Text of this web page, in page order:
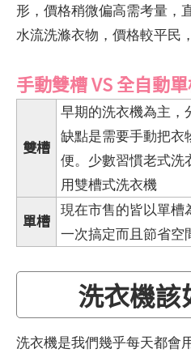
形，價格稍微偏高需考量，
水流洗滌衣物，價格較平民
手動雙槽 VS 全自動
雙槽
早期的洗衣機為主，
缺點是需要手動把衣
便。少數習慣老式洗
用雙槽式洗衣機
單槽
現在市售的皆以單槽
一次搞定而且節省空
洗衣機該
洗衣機是我們幾乎每天都會